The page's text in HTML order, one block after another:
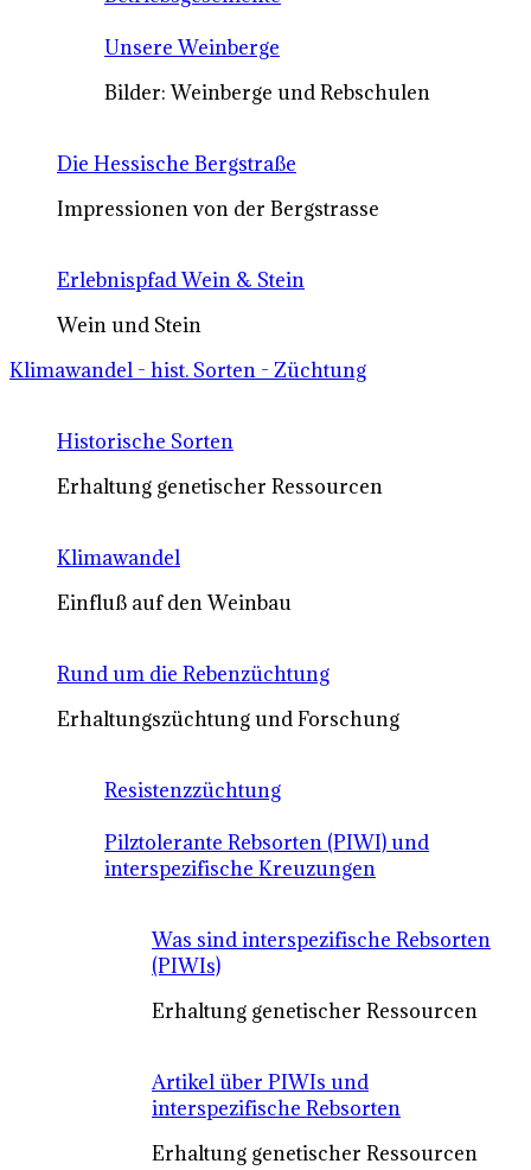
Unsere Weinberge
Bilder: Weinberge und Rebschulen
Die Hessische Bergstraße
Impressionen von der Bergstrasse
Erlebnispfad Wein & Stein
Wein und Stein
Klimawandel - hist. Sorten - Züchtung
Historische Sorten
Erhaltung genetischer Ressourcen
Klimawandel
Einfluß auf den Weinbau
Rund um die Rebenzüchtung
Erhaltungszüchtung und Forschung
Resistenzzüchtung
Pilztolerante Rebsorten (PIWI) und
interspezifische Kreuzungen
Was sind interspezifische Rebsorten
(PIWIs)
Erhaltung genetischer Ressourcen
Artikel über PIWIs und
interspezifische Rebsorten
Erhaltung genetischer Ressourcen